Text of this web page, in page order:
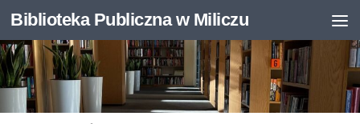
Otwórz pasek narzędzi
Skip to content
Biblioteka Publiczna w Miliczu